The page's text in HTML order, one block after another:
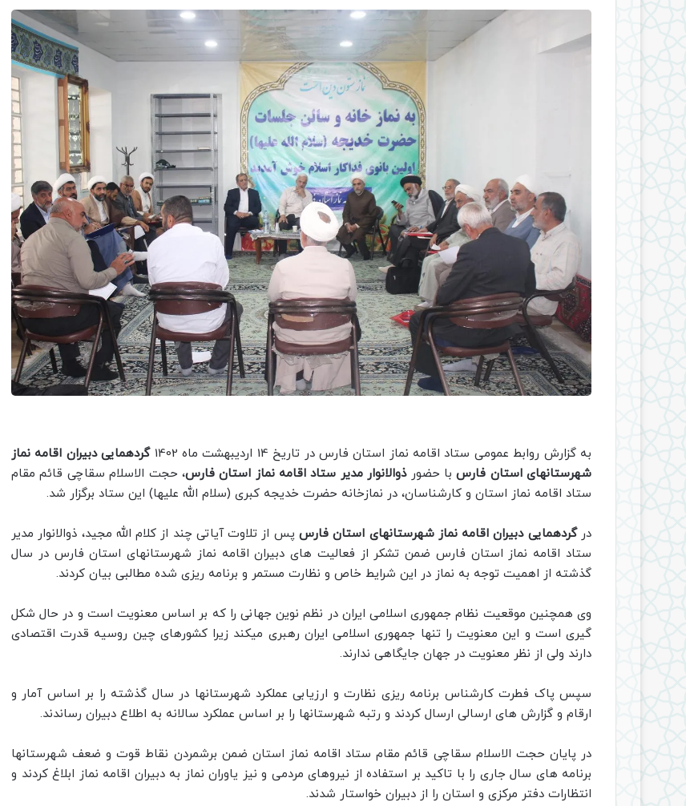
به گزارش روابط عمومی ستاد اقامه نماز استان فارس در تاریخ 14 اردیبهشت ماه 1402
گردهمایی دبیران اقامه نماز
شهرستانهای استان فارسبا حضورذوالانوار مدیر ستاد اقامه نماز استان فارس، حجت الاسلام سقاچی قائم مقام
ستاد اقامه نماز استان و کارشناسان، در نمازخانه حضرت خدیجه کبری (سلام الله علیها) این ستاد برگزار شد.
درگردهمایی دبیران اقامه نماز شهرستانهای استان فارسپس از تلاوت آیاتی چند از کلام الله مجید، ذوالانوار مدیر
ستاد اقامه نماز استان فارس ضمن تشکر از فعالیت های دبیران اقامه نماز شهرستانهای استان فارس در سال
گذشته از اهمیت توجه به نماز در این شرایط خاص و نظارت مستمر و برنامه ریزی شده مطالبی بیان کردند.
وی همچنین موقعیت نظام جمهوری اسلامی ایران در نظم نوین جهانی را که بر اساس معنویت است و در حال شکل
گیری است و این معنویت را تنها جمهوری اسلامی ایران رهبری میکند زیرا کشورهای چین روسیه قدرت اقتصادی
دارند ولی از نظر معنویت در جهان جایگاهی ندارند.
سپس پاک فطرت کارشناس برنامه ریزی نظارت و ارزیابی عملکرد شهرستانها در سال گذشته را بر اساس آمار و
ارقام و گزارش های ارسالی ارسال کردند و رتبه شهرستانها را بر اساس عملکرد سالانه به اطلاع دبیران رساندند.
در پایان حجت الاسلام سقاچی قائم مقام ستاد اقامه نماز استان ضمن برشمردن نقاط قوت و ضعف شهرستانها
برنامه های سال جاری را با تاکید بر استفاده از نیروهای مردمی و نیز یاوران نماز به دبیران اقامه نماز ابلاغ کردند و
انتظارات دفتر مرکزی و استان را از دبیران خواستار شدند.